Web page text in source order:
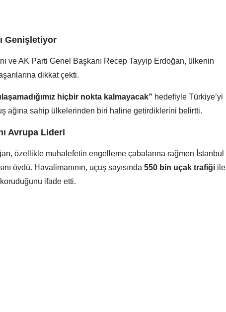
Genişletiyor
ve AK Parti Genel Başkanı Recep Tayyip Erdoğan, ülkenin
dikkat çekti.
hiçbir nokta kalmayacak” hedefiyle Türkiye’yi
ağına sahip ülkelerinden biri haline getirdiklerini belirtti.
Avrupa Lideri
özellikle muhalefetin engelleme çabalarına rağmen İstanbul
övdü. Havalimanının, uçuş sayısında 550 bin uçak trafiği ile
ifade etti.